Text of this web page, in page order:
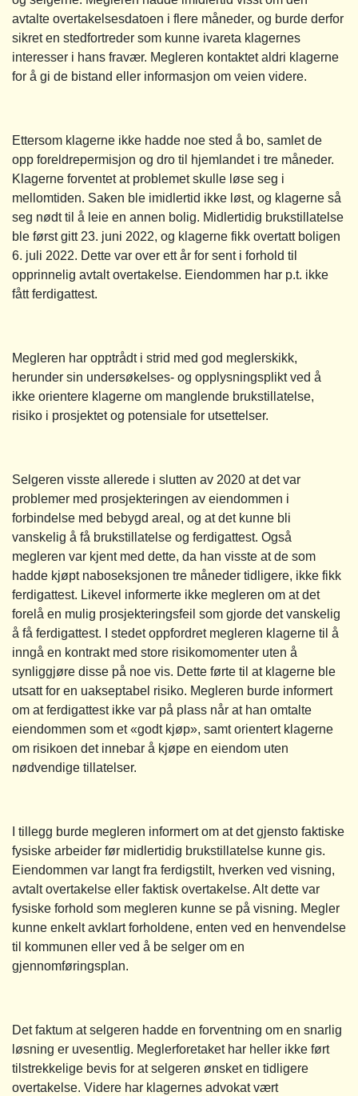
avtalte overtakelsesdatoen i flere måneder, og burde derfor
sikret en stedfortreder som kunne ivareta klagernes
interesser i hans fravær. Megleren kontaktet aldri klagerne
for å gi de bistand eller informasjon om veien videre.
Ettersom klagerne ikke hadde noe sted å bo, samlet de
opp foreldrepermisjon og dro til hjemlandet i tre måneder.
Klagerne forventet at problemet skulle løse seg i
mellomtiden. Saken ble imidlertid ikke løst, og klagerne så
seg nødt til å leie en annen bolig. Midlertidig brukstillatelse
ble først gitt 23. juni 2022, og klagerne fikk overtatt boligen
6. juli 2022. Dette var over ett år for sent i forhold til
opprinnelig avtalt overtakelse. Eiendommen har p.t. ikke
fått ferdigattest.
Megleren har opptrådt i strid med god meglerskikk,
herunder sin undersøkelses- og opplysningsplikt ved å
ikke orientere klagerne om manglende brukstillatelse,
risiko i prosjektet og potensiale for utsettelser.
Selgeren visste allerede i slutten av 2020 at det var
problemer med prosjekteringen av eiendommen i
forbindelse med bebygd areal, og at det kunne bli
vanskelig å få brukstillatelse og ferdigattest. Også
megleren var kjent med dette, da han visste at de som
hadde kjøpt naboseksjonen tre måneder tidligere, ikke fikk
ferdigattest. Likevel informerte ikke megleren om at det
forelå en mulig prosjekteringsfeil som gjorde det vanskelig
å få ferdigattest. I stedet oppfordret megleren klagerne til å
inngå en kontrakt med store risikomomenter uten å
synliggjøre disse på noe vis. Dette førte til at klagerne ble
utsatt for en uakseptabel risiko. Megleren burde informert
om at ferdigattest ikke var på plass når at han omtalte
eiendommen som et «godt kjøp», samt orientert klagerne
om risikoen det innebar å kjøpe en eiendom uten
nødvendige tillatelser.
I tillegg burde megleren informert om at det gjensto faktiske
fysiske arbeider før midlertidig brukstillatelse kunne gis.
Eiendommen var langt fra ferdigstilt, hverken ved visning,
avtalt overtakelse eller faktisk overtakelse. Alt dette var
fysiske forhold som megleren kunne se på visning. Megler
kunne enkelt avklart forholdene, enten ved en henvendelse
til kommunen eller ved å be selger om en
gjennomføringsplan.
Det faktum at selgeren hadde en forventning om en snarlig
løsning er uvesentlig. Meglerforetaket har heller ikke ført
tilstrekkelige bevis for at selgeren ønsket en tidligere
overtakelse. Videre har klagernes advokat vært